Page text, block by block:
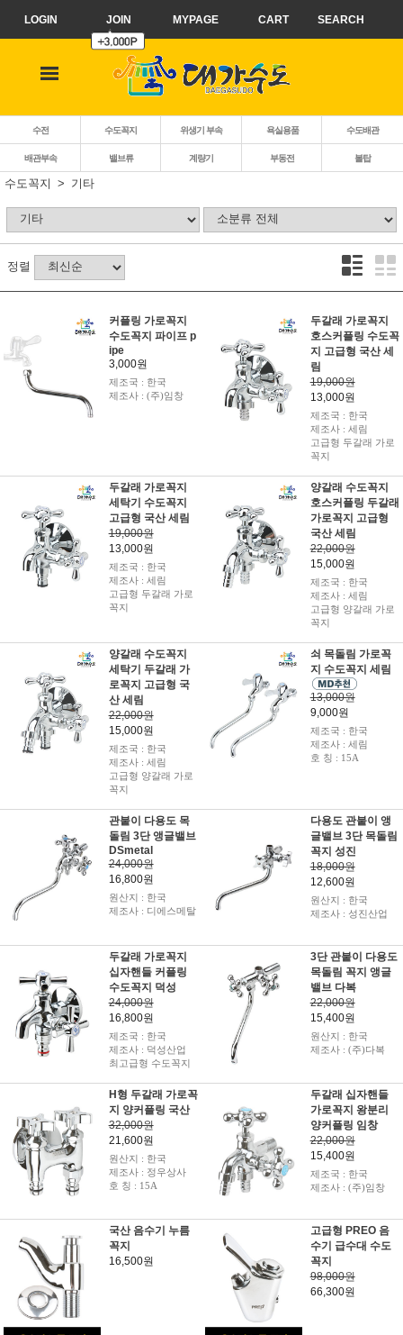
LOGIN JOIN MYPAGE CART SEARCH
수전 수도꼭지 위생기 부속 욕실용품 수도배관
배관부속 밸브류 계량기 부동전
볼탑
수도꼭지
기타
정렬
커플링 가로꼭지
수도꼭지 파이프 p
ipe
3,000원
제조국 : 한국
제조사 : (주)임창
두갈래 가로꼭지
호스커플링 수도꼭
지 고급형 국산 세
림
19,000원
13,000원
제조국 : 한국
제조사 : 세림
고급형 두갈래 가로
꼭지
두갈래 가로꼭지
세탁기 수도꼭지
고급형 국산 세림
19,000원
13,000원
제조국 : 한국
제조사 : 세림
고급형 두갈래 가로
꼭지
양갈래 수도꼭지
호스커플링 두갈래
가로꼭지 고급형
국산 세림
22,000원
15,000원
제조국 : 한국
제조사 : 세림
고급형 양갈래 가로
꼭지
양갈래 수도꼭지
세탁기 두갈래 가
로꼭지 고급형 국
산 세림
22,000원
15,000원
제조국 : 한국
제조사 : 세림
고급형 양갈래 가로
꼭지
쇠 목돌림 가로꼭
지 수도꼭지 세림
13,000원
9,000원
제조국 : 한국
제조사 : 세림
호 칭 : 15A
관붙이 다용도 목
돌림 3단 앵글밸브
DSmetal
24,000원
16,800원
원산지 : 한국
제조사 : 디에스메탈
다용도 관붙이 앵
글밸브 3단 목돌림
꼭지 성진
18,000원
12,600원
원산지 : 한국
제조사 : 성진산업
두갈래 가로꼭지
십자핸들 커플링
수도꼭지 덕성
24,000원
16,800원
제조국 : 한국
제조사 : 덕성산업
최고급형 수도꼭지
3단 관붙이 다용도
목돌림 꼭지 앵글
밸브 다복
22,000원
15,400원
원산지 : 한국
제조사 : (주)다복
H형 두갈래 가로꼭
지 양커플링 국산
32,000원
21,600원
원산지 : 한국
제조사 : 정우상사
호 칭 : 15A
두갈래 십자핸들
가로꼭지 왕분리
양커플링 임창
22,000원
15,400원
제조국 : 한국
제조사 : (주)임창
국산 음수기 누름
꼭지
16,500원
고급형 PREO 음
수기 급수대 수도
꼭지
98,000원
66,300원